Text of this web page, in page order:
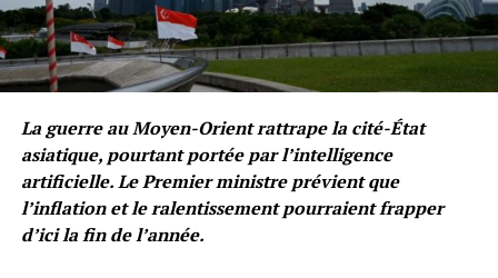
La guerre au Moyen-Orient rattrape la cité-État
asiatique, pourtant portée par l’intelligence
artificielle. Le Premier ministre prévient que
l’inflation et le ralentissement pourraient frapper
d’ici la fin de l’année.